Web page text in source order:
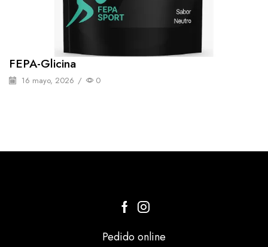
FEPA-Glicina
16 mayo, 2026 / 0
Pedido online